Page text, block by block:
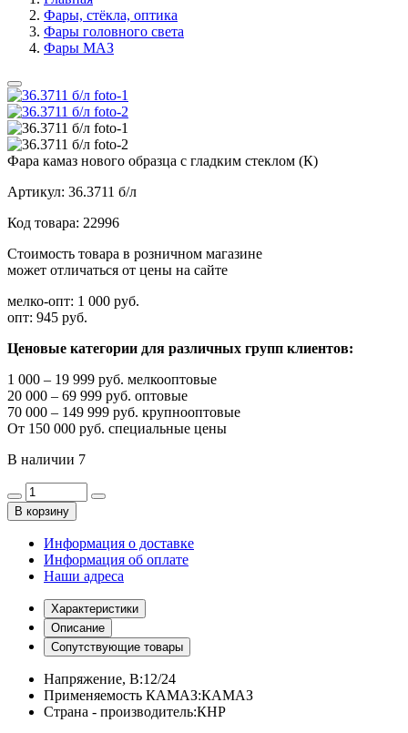
Фары, стёкла, оптика
Фары головного света
Фары МАЗ
Фара камаз нового образца с гладким стеклом (К)
Артикул: 36.3711 б/л
Код товара: 22996
Стоимость товара в розничном магазине
может отличаться от цены на сайте
мелко-опт: 1 000 руб.
опт: 945 руб.
Ценовые категории для различных групп клиентов:
1 000 – 19 999 руб. мелкооптовые
20 000 – 69 999 руб. оптовые
70 000 – 149 999 руб. крупнооптовые
От 150 000 руб. специальные цены
В наличии 7
В корзину
Информация о доставке
Информация об оплате
Наши адреса
Характеристики
Описание
Сопутствующие товары
Напряжение, В:12/24
Применяемость КАМАЗ:КАМАЗ
Страна - производитель:КНР